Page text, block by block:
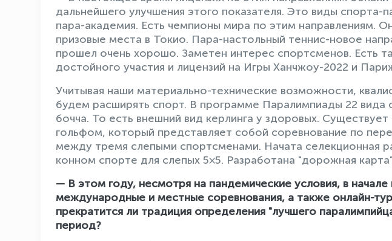
дальнейшего улучшения этого показателя. Это виды спорта-
пара-академия. Есть чемпионы мира по этим направлениям.
призовые места в Токио. Пара-настольный теннис-новое
прошел очень хорошо. Заметен интерес спортсменов. Есть
достойного участия и лицензий на Игры Ханчжоу-2022 и
Учитывая наши материально-технические возможности,
будем расширять спорт. В программе Паралимпиады 22 вида
бочча. То есть внешний вид керлинга у здоровых.
гольфом, который представляет собой соревнование по
между тремя слепыми спортсменами. Начата селекционная
конном спорте для слепых 5×5. Разработана "дорожная карта"
— В этом году, несмотря на пандемические условия, в начале
международные и местные соревнования, а также онлайн-
прекратится ли традиция определения "лучшего
период?